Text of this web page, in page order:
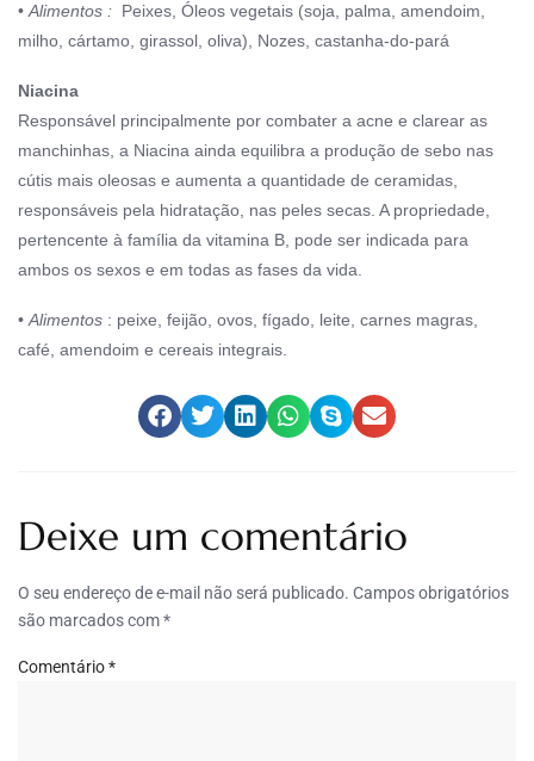
•Alimentos : Peixes, Óleos vegetais (soja, palma, amendoim,
milho, cártamo, girassol, oliva), Nozes, castanha-do-pará
Niacina
Responsável principalmente por combater a acne e clarear as
manchinhas, a Niacina ainda equilibra a produção de sebo nas
cútis mais oleosas e aumenta a quantidade de ceramidas,
responsáveis pela hidratação, nas peles secas. A propriedade,
pertencente à família da vitamina B, pode ser indicada para
ambos os sexos e em todas as fases da vida.
•Alimentos : peixe, feijão, ovos, fígado, leite, carnes magras,
café, amendoim e cereais integrais.
Deixe um comentário
O seu endereço de e-mail não será publicado. Campos obrigatórios
são marcados com*
Comentário*